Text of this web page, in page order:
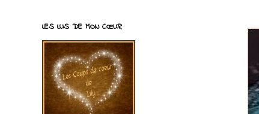
LES LUS DE MON CŒUR